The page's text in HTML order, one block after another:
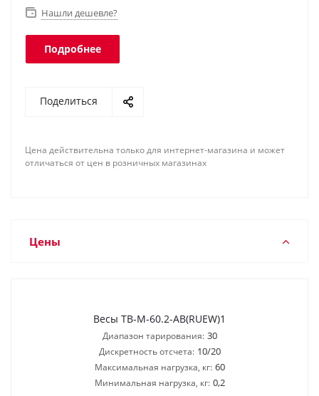
Нашли дешевле?
Подробнее
Поделиться
Цена действительна только для интернет-магазина и может
отличаться от цен в розничных магазинах
Цены
Весы ТВ-M-60.2-AB(RUEW)1
Диапазон тарирования: 30
Дискретность отсчета: 10/20
Максимальная нагрузка, кг: 60
Минимальная нагрузка, кг: 0,2